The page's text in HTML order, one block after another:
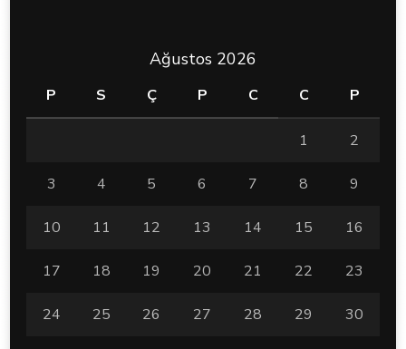
Ağustos 2026
P S Ç P C C P
1 2
3 4 5 6 7 8 9
10 11 12 13 14 15 16
17 18 19 20 21 22 23
24 25 26 27 28 29 30